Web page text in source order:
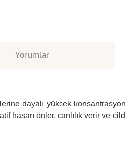
Yorumlar
dayalı yüksek
hasarı önler, canlılık verir ve